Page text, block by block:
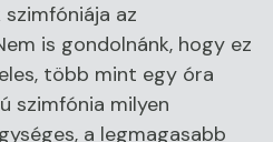
az
is gondolnánk, hogy ez
több mint egy óra
szimfónia milyen
a legmagasabb